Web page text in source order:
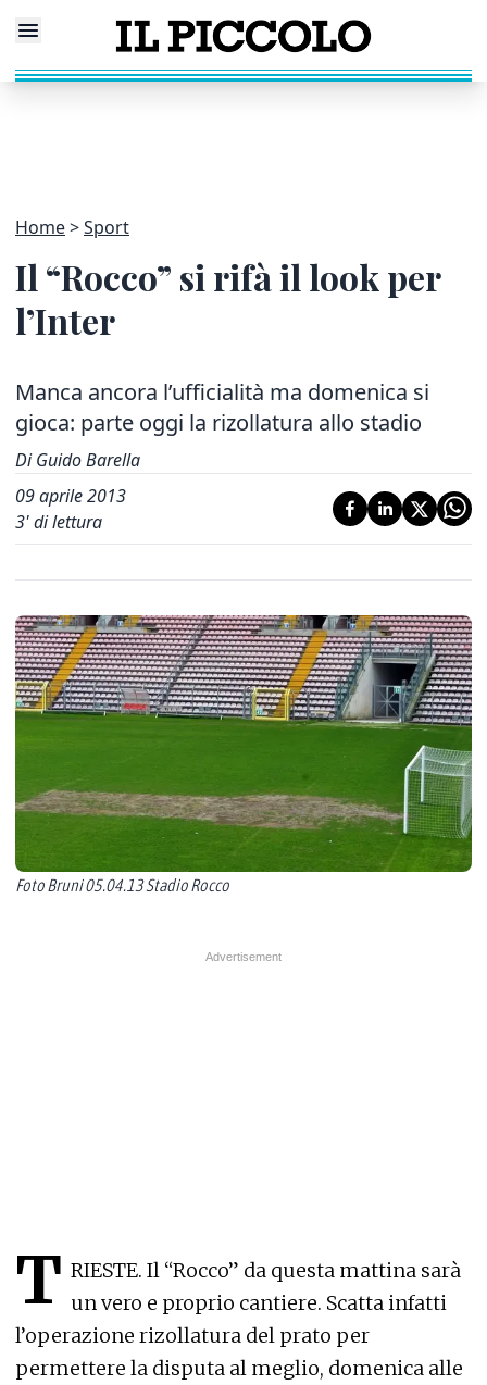
Home Sport
Il “Rocco” si rifà il look per
l’Inter
Manca ancora l’ufficialità ma domenica si
gioca: parte oggi la rizollatura allo stadio
Di Guido Barella
09 aprile 2013
3' di lettura
Foto Bruni 05.04.13 Stadio Rocco
T RIESTE. Il “Rocco” da questa mattina sarà
un vero e proprio cantiere. Scatta infatti
l’operazione rizollatura del prato per
permettere la disputa al meglio, domenica alle